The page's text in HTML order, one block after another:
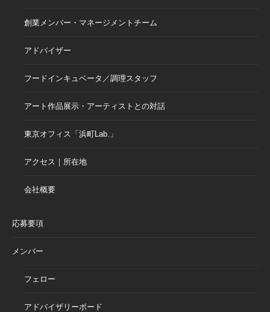
創業メンバー・マネージメントチーム
アドバイザー
フードインキュベータ／調理スタッフ
アート作品展示・アーティストとの対話
東京オフィス「浜町Lab.」
アクセス｜所在地
会社概要
応募要項
メンバー
フェロー
アドバイザリーボード